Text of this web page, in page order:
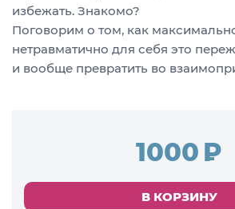
избежать. Знакомо?
Поговорим о том, как
нетравматично для себя это
и вообще превратить во
1000
В КОРЗИНУ